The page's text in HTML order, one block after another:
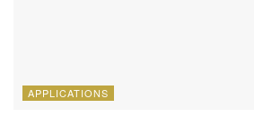
APPLICATIONS